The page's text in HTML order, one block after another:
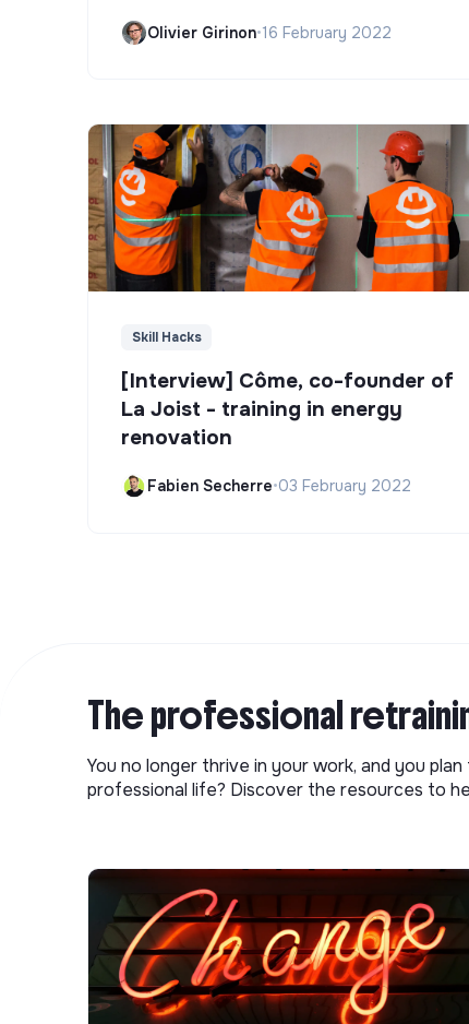
Olivier Girinon•16 February 2022
Skill Hacks
[Interview] Côme, co-founder of
La Joist - training in energy
renovation
Fabien Secherre•03 February 2022
The professional
You no longer thrive in your work, and you
professional life? Discover the resources to